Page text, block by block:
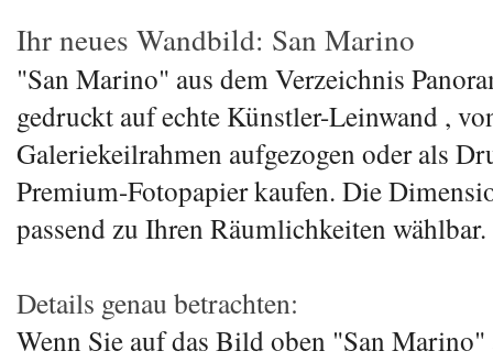
Ihr neues Wandbild: San Marino
"San Marino" aus dem Verzeichnis
gedruckt auf echte Künstler-Leinwand ,
Galeriekeilrahmen aufgezogen oder als
Premium-Fotopapier kaufen. Die
passend zu Ihren Räumlichkeiten wählbar.
Details genau betrachten:
Wenn Sie auf das Bild oben "San Marino"